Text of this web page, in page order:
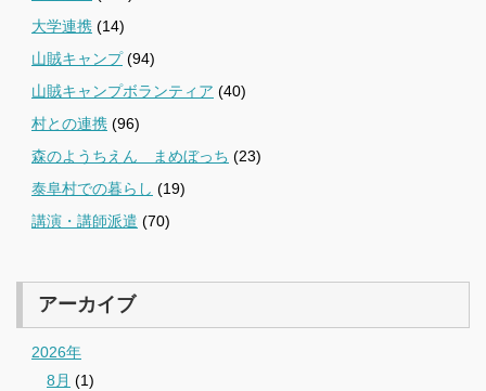
大学連携 (14)
山賊キャンプ(94)
山賊キャンプボランティア (40)
村との連携 (96)
森のようちえん まめぼっち (23)
泰阜村での暮らし (19)
講演・講師派遣 (70)
アーカイブ
2026年
8月 (1)